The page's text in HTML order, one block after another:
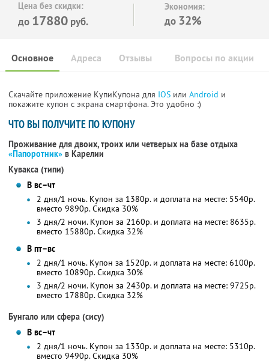
Цена без скидки:
до 17880 руб.
Экономия:
до 32%
Основное Отзывы Вопросы по акции
Адреса
Скачайте приложение КупиКупона для IOS или Android и
покажите купон с экрана смартфона. Это удобно :)
ЧТО ВЫ ПОЛУЧИТЕ ПО КУПОНУ
Проживание для двоих, троих или четверых на базе отдыха
«Папоротник» в Карелии
Кувакса (типи)
В вс–чт
2 дня/1 ночь. Купон за 1380р. и доплата на месте: 5540р.
вместо 9890р.Скидка 30%
3 дня/2 ночи. Купон за 2160р. и доплата на месте: 8635р.
вместо 15880р.Скидка 32%
В пт–вс
2 дня/1 ночь. Купон за 1520р. и доплата на месте: 6100р.
вместо 10890р.Скидка 30%
3 дня/2 ночи. Купон за 2430р. и доплата на месте: 9725р.
вместо 17880р.Скидка 32%
Бунгало или сфера (сису)
В вс–чт
2 дня/1 ночь. Купон за 1330р. и доплата на месте: 5310р.
вместо 9490р.Скидка 30%